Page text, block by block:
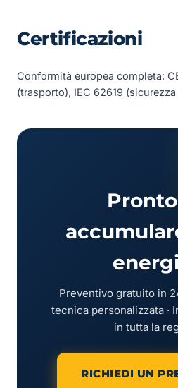
Certificazioni
Conformità europea completa:
(trasporto), IEC 62619
Preventivo gratuito in
tecnica personalizzata ·
in tutta la
RICHIEDI UN